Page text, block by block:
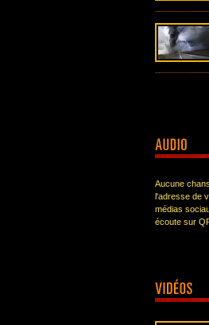
Aucune
l'adresse de
médias
écoute sur